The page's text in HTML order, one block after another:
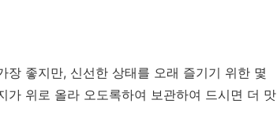
좋지만, 신선한 상태를 오래 즐기기 위한 몇
가 위로 올라 오도록하여 보관하여 드시면 더 맛